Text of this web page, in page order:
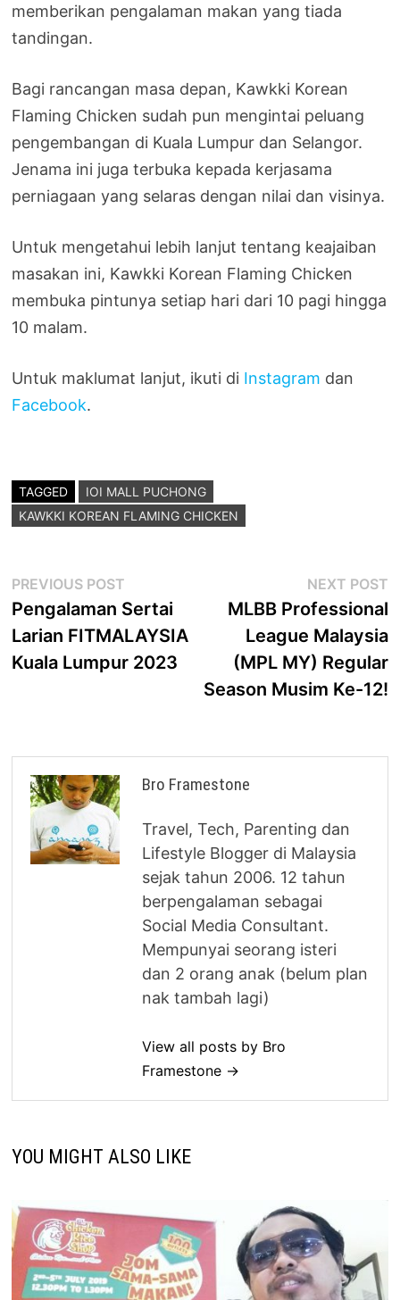
memberikan pengalaman makan yang tiada
tandingan.
Bagi rancangan masa depan, Kawkki Korean
Flaming Chicken sudah pun mengintai peluang
pengembangan di Kuala Lumpur dan Selangor.
Jenama ini juga terbuka kepada kerjasama
perniagaan yang selaras dengan nilai dan visinya.
Untuk mengetahui lebih lanjut tentang keajaiban
masakan ini, Kawkki Korean Flaming Chicken
membuka pintunya setiap hari dari 10 pagi hingga
10 malam.
Untuk maklumat lanjut, ikuti di Instagram dan
Facebook.
TAGGED
IOI MALL PUCHONG
KAWKKI KOREAN FLAMING CHICKEN
Post
navigation
PREVIOUS POST
post:
Pengalaman Sertai
Larian FITMALAYSIA
Kuala Lumpur 2023
NEXT POST
MLBB Professional
League Malaysia
(MPL MY) Regular
Season Musim Ke-12!
Bro Framestone
Travel, Tech, Parenting dan
Lifestyle Blogger di Malaysia
sejak tahun 2006. 12 tahun
berpengalaman sebagai
Social Media Consultant.
Mempunyai seorang isteri
dan 2 orang anak (belum plan
nak tambah lagi)
View all posts by Bro
Framestone →
YOU MIGHT ALSO LIKE